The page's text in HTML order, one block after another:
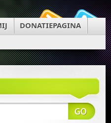
DONATIEPAGINA